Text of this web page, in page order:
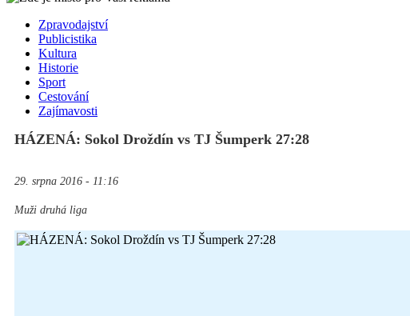
Zpravodajství
Publicistika
Kultura
Historie
Sport
Cestování
Zajímavosti
HÁZENÁ: Sokol Droždín vs TJ Šumperk 27:28
29. srpna 2016 - 11:16
Muži druhá liga